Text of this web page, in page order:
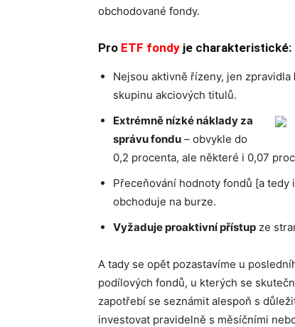
obchodované fondy.
Pro ETF fondy je charakteristické:
Nejsou aktivně řízeny, jen zpravidla
skupinu akciových titulů.
Extrémně nízké náklady za
správu fondu – obvykle do
0,2 procenta, ale některé i 0,07
Přeceňování hodnoty fondů [a tedy
obchoduje na burze.
Vyžaduje proaktivní přístup ze
A tady se opět pozastavíme u
podílových fondů, u kterých se
zapotřebí se seznámit alespoň s
investovat pravidelně s měsíčními